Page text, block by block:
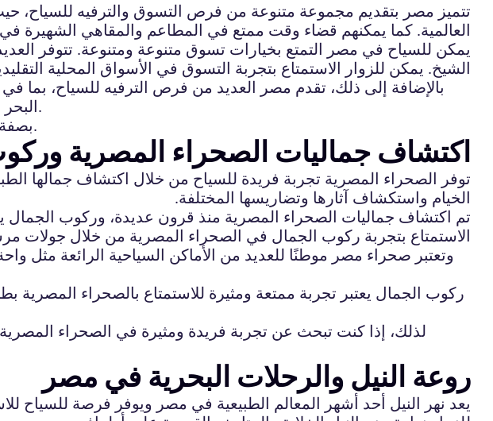
تتميز مصر بتقديم مجموعة متنوعة من فرص التسوق والترفيه للسياح، حيث
العالمية. كما يمكنهم قضاء وقت ممتع في المطاعم والمقاهي الشهيرة في
يمكن للسياح في مصر التمتع بخيارات تسوق متنوعة ومتنوعة. تتوفر
الشيخ. يمكن للزوار الاستمتاع بتجربة التسوق في الأسواق المحلية
بالإضافة إلى ذلك، تقدم مصر العديد من فرص الترفيه للسياح،
البحر الأحمر. كما يمكن للزوار زيارة المواقع السياحية الشهيرة مثل الأهرامات ومعابد الأقصر.
بصفة عامة، توفر مصر تجربة تسوق ممتعة وتجارب ترفيهية متنوعة للسياح من جميع الأعمار.
اكتشاف جماليات الصحراء المصرية
توفر الصحراء المصرية تجربة فريدة للسياح من خلال اكتشاف جمالها
الخيام واستكشاف آثارها وتضاريسها المختلفة.
تم اكتشاف جماليات الصحراء المصرية منذ قرون عديدة، وركوب الجمال
الاستمتاع بتجربة ركوب الجمال في الصحراء المصرية من خلال جولات
وتعتبر صحراء مصر موطنًا للعديد من الأماكن السياحية الرائعة مثل
ركوب الجمال يعتبر تجربة ممتعة ومثيرة للاستمتاع بالصحراء المصرية
لذلك، إذا كنت تبحث عن تجربة فريدة ومثيرة في الصحراء المصرية،
روعة النيل والرحلات البحرية في مصر
يعد نهر النيل أحد أشهر المعالم الطبيعية في مصر ويوفر فرصة للسياح